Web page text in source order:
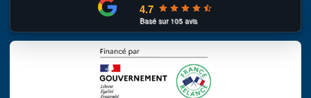
4.7
Basé sur105avis